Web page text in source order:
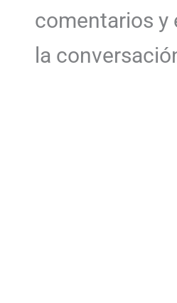
comentarios y
la